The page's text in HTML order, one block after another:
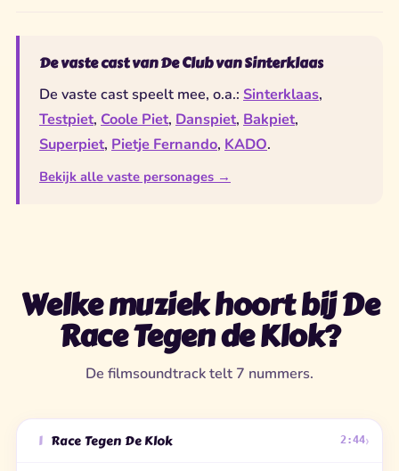
De vaste cast van De Club van Sinterklaas
De vaste cast speelt mee, o.a.: Sinterklaas,
Testpiet, Coole Piet, Danspiet, Bakpiet,
Superpiet, Pietje Fernando, KADO.
Bekijk alle vaste personages →
Welke muziek hoort bij De
Race Tegen de Klok?
De filmsoundtrack telt 7 nummers.
1 Race Tegen De Klok 2:44›